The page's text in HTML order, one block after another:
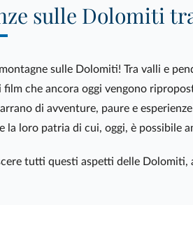
sulle Dolomiti
sulle Dolomiti! Tra valli e
film che ancora oggi vengono
di avventure, paure e
la loro patria di cui, oggi, è possibile
tutti questi aspetti delle